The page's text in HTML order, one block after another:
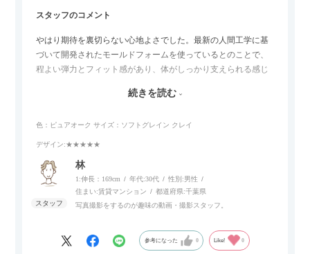
スタッフのコメント
やはり期待を裏切らない心地よさでした。最新の人間工学に基
づいて開発されたモールドフォームを使っているとのことで、
程よい弾力とフィット感があり、体がしっかり支えられる感じ
リラックスタイムによさそうでした。回転タイプなので、個人
す。
続きを読む
色：ピュアオーク サイズ：ソフトグレイン クレイ
デザイン:★★★★★
林
1:伸長：169cm 年代:30代 性別:男性
住まい:賃貸マンション 都道府県:千葉県
写真撮影をするのが趣味の動画・撮影スタッフ。
参考になった 0 Like! 0